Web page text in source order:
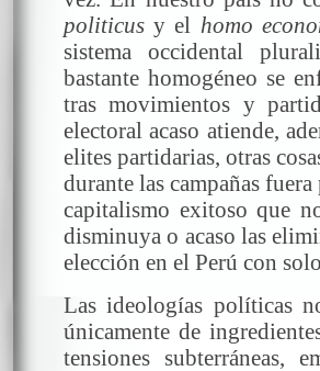
politicus y el homo
sistema occidental
bastante homogéneo se
tras movimientos y
electoral acaso atiende,
elites partidarias, otras
durante las campañas
capitalismo exitoso que
disminuya o acaso las
elección en el Perú con
Las ideologías políticas
únicamente de
tensiones subterráneas,